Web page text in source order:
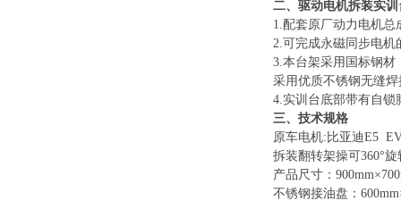
二、驱动电机拆装实训
1.配套原厂动力电机总
2.可完成永磁同步电机
3.本台架采用国标钢材
采用优质不锈钢无缝
4.实训台底部带有自锁
三、 技术规格
原车电机:比亚迪E5
拆装翻转架操可360°
产品尺寸：
不锈钢接油盘：